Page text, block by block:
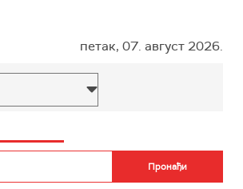
петак, 07. август 2026.